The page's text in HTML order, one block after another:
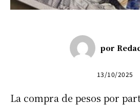
por
13/10/2025
La compra de pesos por